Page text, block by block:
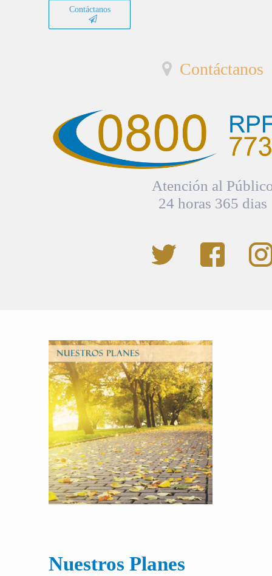
Contáctanos
Contáctanos
Atención al
24 horas 365 dias
Nuestros Planes